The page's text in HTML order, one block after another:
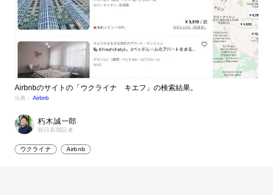
Airbnbのサイトの「ウクライナ キエフ」の検索結果。
出典： Airbnb
朽木誠一郎
朝日新聞記者
ウクライナ Airbnb